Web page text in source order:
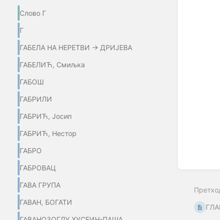
Слово Г
Г
ГАБЕЛА НА НЕРЕТВИ → ДРИЈЕВА
ГАБЕЛИЋ, Смиљка
ГАБОШ
ГАБРИЛИ
ГАБРИЋ, Јосип
ГАБРИЋ, Нестор
ГАБРО
ГАБРОВАЦ
ГАВА ГРУПА
ГАВАН, БОГАТИ